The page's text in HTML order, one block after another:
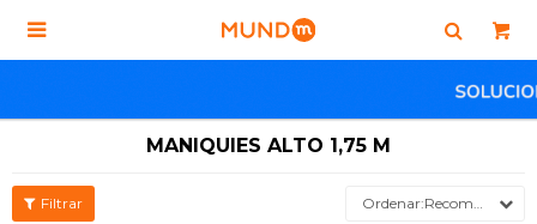

MANIQUIES ALTO 1,75 M
Recomendados